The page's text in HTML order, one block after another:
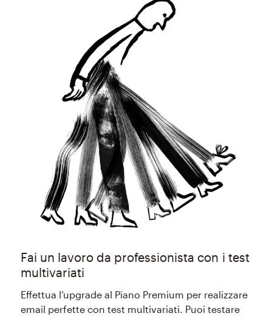
Fai un lavoro da professionista con i test
multivariati
Effettua l’upgrade al Piano Premium per realizzare
email perfette con test multivariati. Puoi testare